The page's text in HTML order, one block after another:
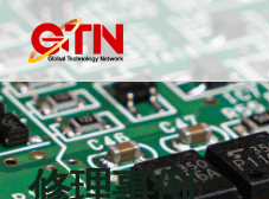
内
容
を
ス
キ
ッ
プ